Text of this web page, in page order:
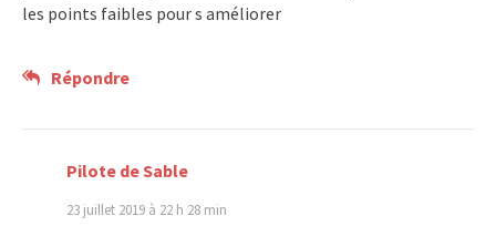
les points faibles pour s améliorer
Répondre
Pilote de Sable
23 juillet 2019 à 22 h 28 min